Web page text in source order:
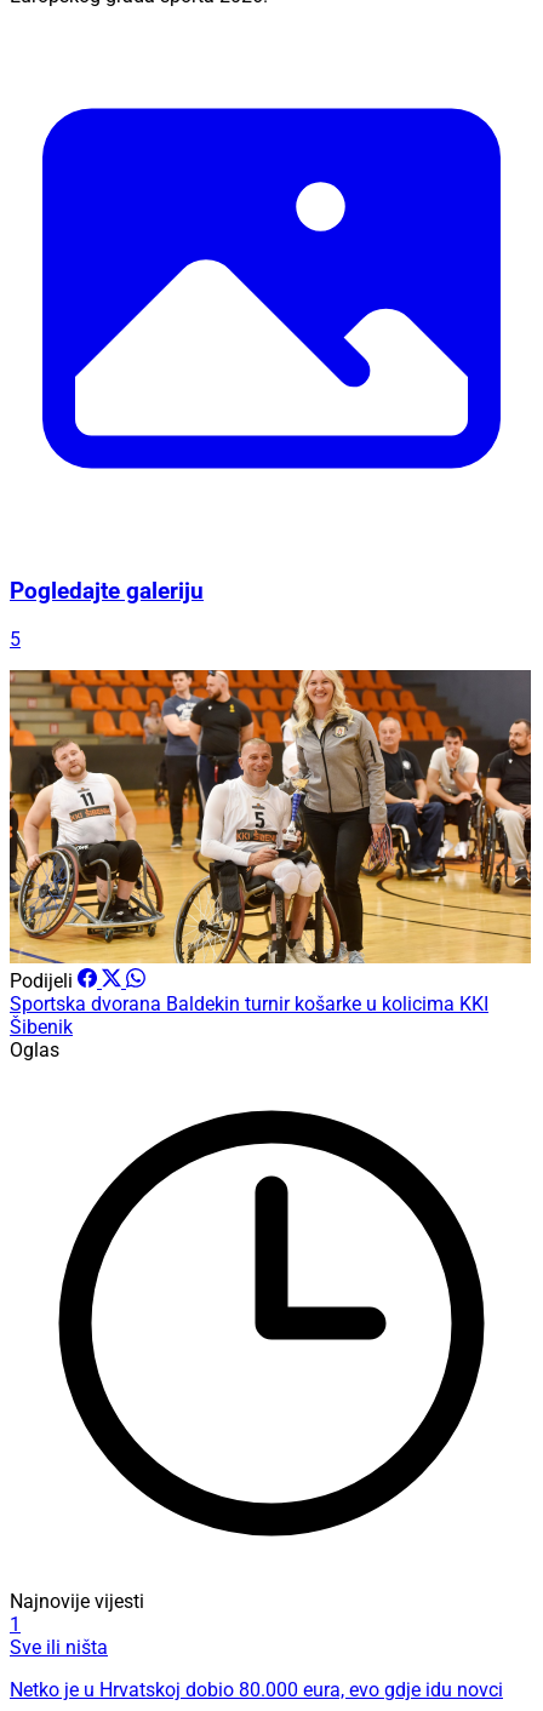
Pogledajte galeriju
5
Podijeli
Sportska dvorana Baldekin turnir košarke u kolicima KKI
Šibenik
Oglas
Najnovije vijesti
1
Sve ili ništa
Netko je u Hrvatskoj dobio 80.000 eura, evo gdje idu novci